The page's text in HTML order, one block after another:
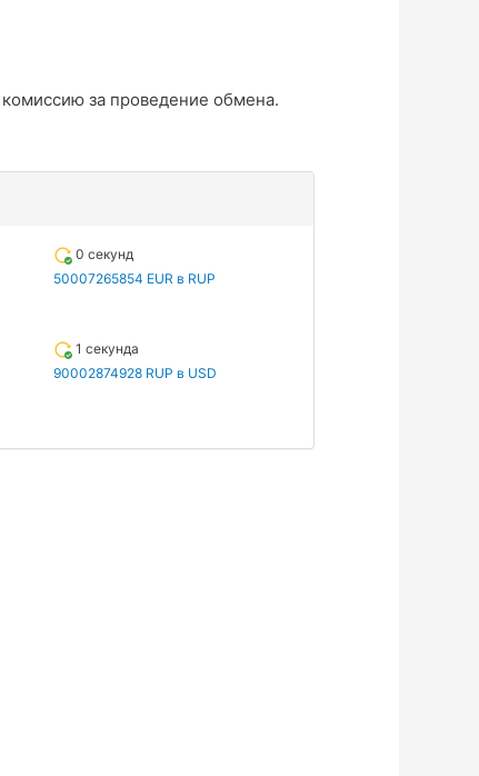
за проведение обмена.
0 секунд
50007265854 EUR в RUP
1 секунда
90002874928 RUP в USD